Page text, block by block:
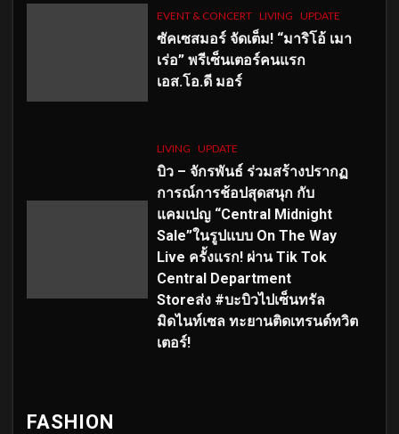
EVENT & CONCERT LIVING UPDATE
ซัคเซสมอร์ จัดเต็ม! “มาริโอ้ เมา
เร่อ” พรีเซ็นเตอร์คนแรก
เอส.โอ.ดี มอร์
LIVING UPDATE
บิว – จักรพันธ์ ร่วมสร้างปรากฏ
การณ์การช้อปสุดสนุก กับ
แคมเปญ “Central Midnight
Sale”ในรูปแบบ On The Way
Live ครั้งแรก! ผ่าน Tik Tok
Central Department
Storeส่ง #บะบิวไปเซ็นทรัล
มิดไนท์เซล ทะยานติดเทรนด์ทวิต
เตอร์!
FASHION